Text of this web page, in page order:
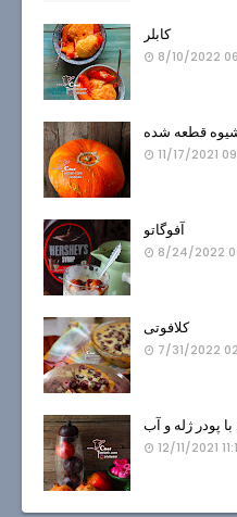
کابلر
8/10/2022
شیوه قطعه شده
11/17/2021
آفوگاتو
8/24/2022
کلافوتی
7/31/2022
پودر ژله و آب
12/11/2021